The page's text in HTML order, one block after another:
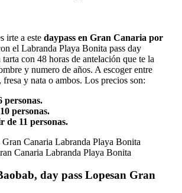
irte a este daypass en Gran Canaria por
el Labranda Playa Bonita pass day
tarta con 48 horas de antelación que te la
y numero de años. A escoger entre
fresa y nata o ambos. Los precios son:
personas.
personas.
de 11 personas.
Canaria Labranda Playa Bonita
day pass Lopesan Gran